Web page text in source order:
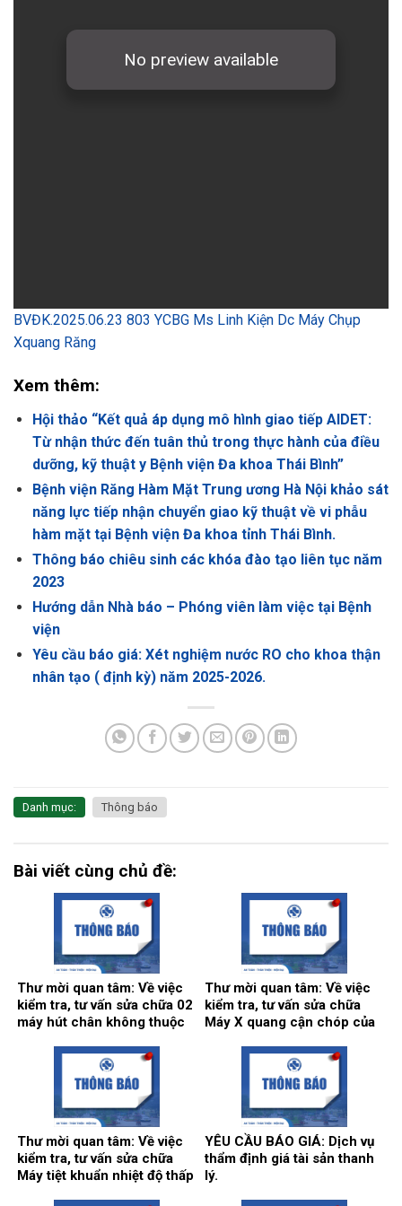
BVĐK.2025.06.23 803 YCBG Ms Linh Kiện Dc Máy Chụp
Xquang Răng
Xem thêm:
Hội thảo “Kết quả áp dụng mô hình giao tiếp AIDET:
Từ nhận thức đến tuân thủ trong thực hành của điều
dưỡng, kỹ thuật y Bệnh viện Đa khoa Thái Bình”
Bệnh viện Răng Hàm Mặt Trung ương Hà Nội khảo sát
năng lực tiếp nhận chuyển giao kỹ thuật về vi phẫu
hàm mặt tại Bệnh viện Đa khoa tỉnh Thái Bình.
Thông báo chiêu sinh các khóa đào tạo liên tục năm
2023
Hướng dẫn Nhà báo – Phóng viên làm việc tại Bệnh
viện
Yêu cầu báo giá: Xét nghiệm nước RO cho khoa thận
nhân tạo ( định kỳ) năm 2025-2026.
Danh mục: Thông báo
Bài viết cùng chủ đề:
Thư mời quan tâm: Về việc
kiểm tra, tư vấn sửa chữa 02
máy hút chân không thuộc
Thư mời quan tâm: Về việc
kiểm tra, tư vấn sửa chữa
Máy X quang cận chóp của
Thư mời quan tâm: Về việc
kiểm tra, tư vấn sửa chữa
Máy tiệt khuẩn nhiệt độ thấp
YÊU CẦU BÁO GIÁ: Dịch vụ
thẩm định giá tài sản thanh
lý.